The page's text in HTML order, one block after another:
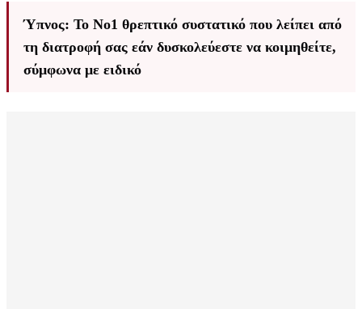
Ύπνος: Το Νο1 θρεπτικό συστατικό που λείπει από
τη διατροφή σας εάν δυσκολεύεστε να κοιμηθείτε,
σύμφωνα με ειδικό